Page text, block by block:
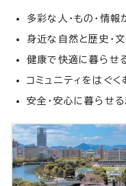
多彩な人・もの・情報
身近な自然と歴史・
健康で快適に暮らせ
コミュニティをはぐく
安全・安心に暮らせる